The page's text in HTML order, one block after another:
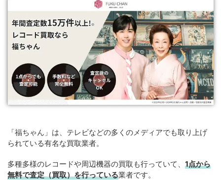
「福ちゃん」は、テレビなどの多くのメディアでも取り上げ
られている有名な買取業者。
多種多様のレコードや周辺機器の買取も行っていて、 1点から
無料で査定（買取）を行っている業者です。